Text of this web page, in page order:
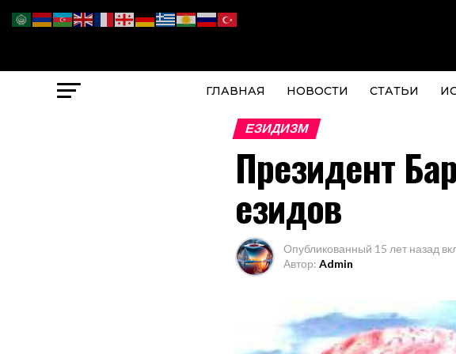
ГЛАВНАЯ НОВОСТИ СТАТЬИ
ЕЗИДИЗМ
Президент
езидов
Опубликованный 15 лет назад
Автор: Admin